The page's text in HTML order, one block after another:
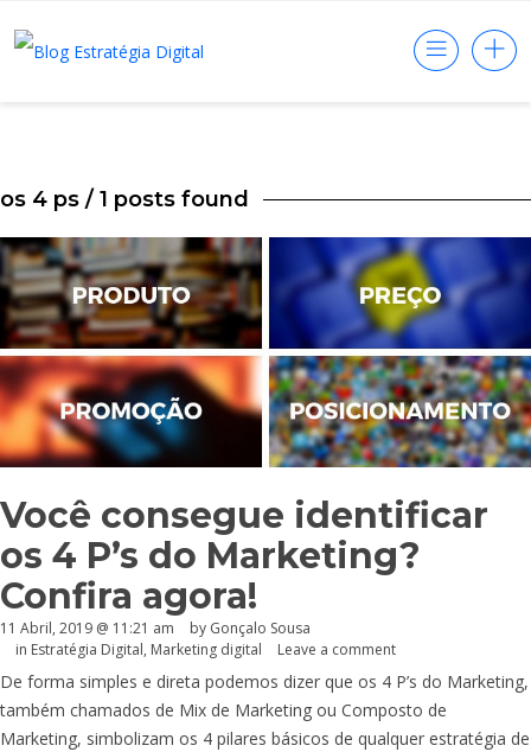
os 4 ps / 1 posts found
Você consegue identificar
os 4 P’s do Marketing?
Confira agora!
11 Abril, 2019 @ 11:21 am by Gonçalo Sousa
in Estratégia Digital, Marketing digital Leave a comment
De forma simples e direta podemos dizer que os 4 P’s do Marketing,
também chamados de Mix de Marketing ou Composto de
Marketing, simbolizam os 4 pilares básicos de qualquer estratégia de